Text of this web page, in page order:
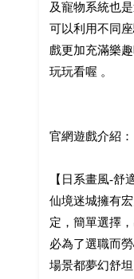
及寵物系統也
可以利用不同
戲更加充滿樂
玩玩看喔 。
官網遊戲介紹：
【日系畫風-舒
仙境迷城擁有
定，簡單選擇
必為了選職而
場景都夢幻舒